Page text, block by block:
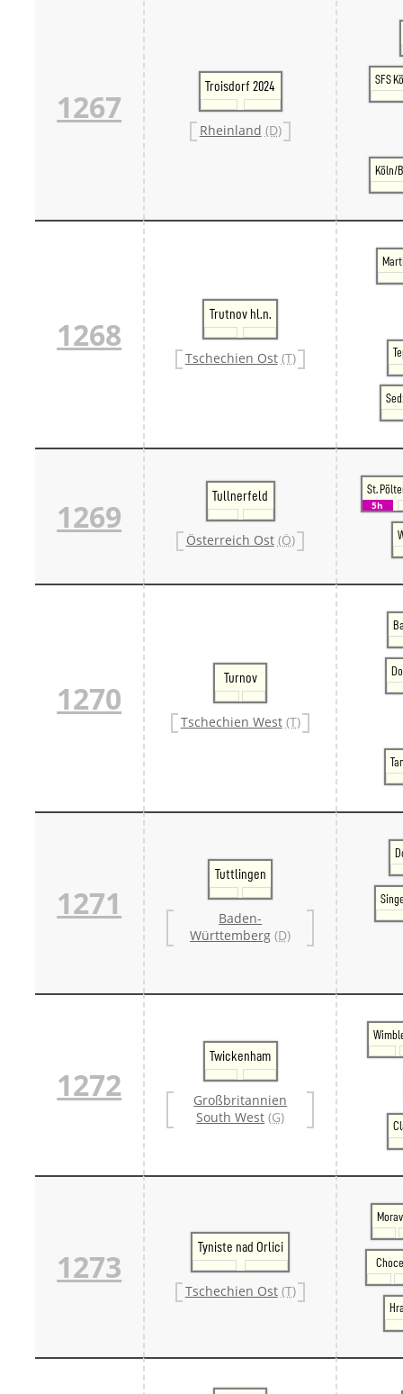
1267
Troisdorf 2024
Rheinland (D)
SFS
Köln/
1268
Trutnov hl.n.
Tschechien Ost (T)
1269
Tullnerfeld
Österreich Ost (Ö)
St.
5h
1270
Turnov
Tschechien West (T)
1271
Tuttlingen
Baden-
Württemberg (D)
1272
Twickenham
Großbritannien
South West (G)
1273
Tyniste nad Orlici
Tschechien Ost (T)